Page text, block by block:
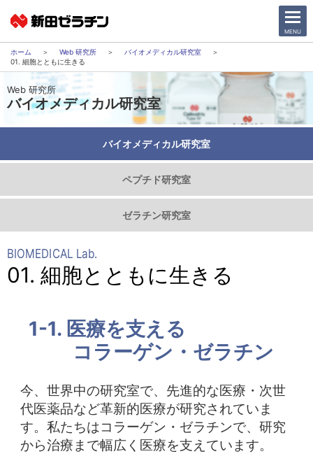
CLOSE
MENU
Web 研究所
バイオメディカル研究室
01. 細胞とともに生きる
01. 細胞とともに生きる
1-1. 医療を支える
コラーゲン・ゼラチン
今、世界中の研究室で、先進的な医療・次世
代医薬品など革新的医療が研究されていま
す。私たちはコラーゲン・ゼラチンで、研究
から治療まで幅広く医療を支えています。
ニュース一覧
会社情報
サステナビリティ
事業紹介
IR情報
中文
Web 研究所
バイオメディカル研究室
バイオメディカル研究室
ペプチド研究室
ゼラチン研究室
BIOMEDICAL Lab.